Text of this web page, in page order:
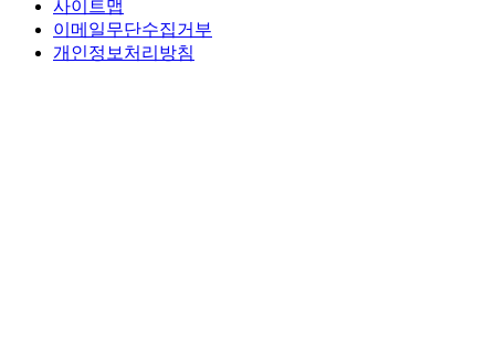
사이트맵
이메일무단수집거부
개인정보처리방침